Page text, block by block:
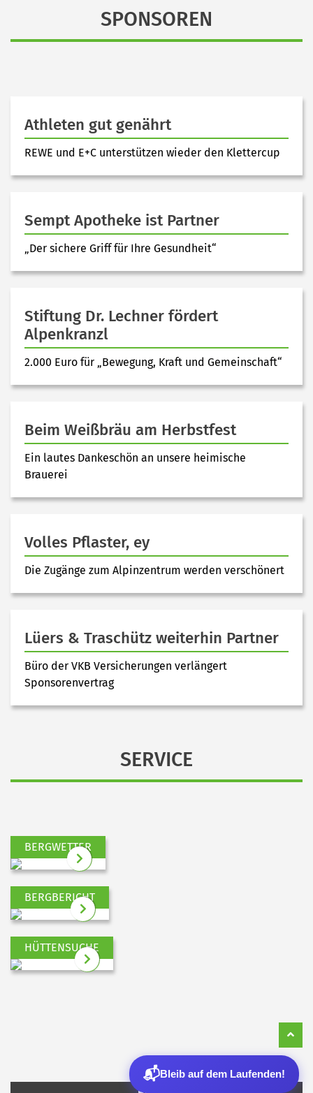
SPONSOREN
Athleten gut genährt
REWE und E+C unterstützen wieder den Klettercup
Sempt Apotheke ist Partner
„Der sichere Griff für Ihre Gesundheit“
Stiftung Dr. Lechner fördert
Alpenkranzl
2.000 Euro für „Bewegung, Kraft und Gemeinschaft“
Beim Weißbräu am Herbstfest
Ein lautes Dankeschön an unsere heimische
Brauerei
Volles Pflaster, ey
Die Zugänge zum Alpinzentrum werden verschönert
Lüers & Traschütz weiterhin Partner
Büro der VKB Versicherungen verlängert
Sponsorenvertrag
SERVICE
BERGWETTER
BERGBERICHT
HÜTTENSUCHE
📬Bleib auf dem Laufenden!